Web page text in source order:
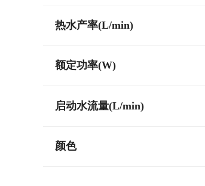
热水产率(L/min)
额定功率(W)
启动水流量(L/min)
颜色